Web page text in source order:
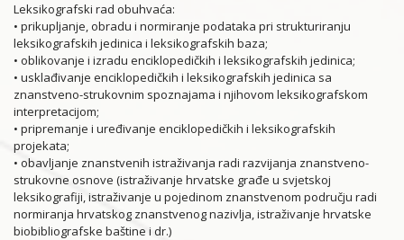
Leksikografski rad obuhvaća:
• prikupljanje, obradu i normiranje podataka pri strukturiranju
leksikografskih jedinica i leksikografskih baza;
• oblikovanje i izradu enciklopedičkih i leksikografskih jedinica;
• usklađivanje enciklopedičkih i leksikografskih jedinica sa
znanstveno-strukovnim spoznajama i njihovom leksikografskom
interpretacijom;
• pripremanje i uređivanje enciklopedičkih i leksikografskih
projekata;
• obavljanje znanstvenih istraživanja radi razvijanja znanstveno-
strukovne osnove (istraživanje hrvatske građe u svjetskoj
leksikografiji, istraživanje u pojedinom znanstvenom području radi
normiranja hrvatskog znanstvenog nazivlja, istraživanje hrvatske
biobibliografske baštine i dr.)